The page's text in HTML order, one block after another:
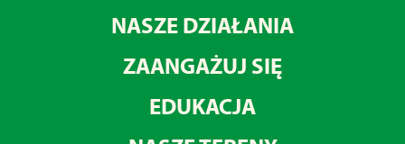
NASZE DZIAŁANIA
ZAANGAŻUJ SIĘ
EDUKACJA